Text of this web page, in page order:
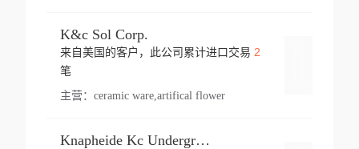
K&c Sol Corp.
来自美国的客户，此公司累计进口交易 2
笔
主营： ceramic ware,artifical flower
Knapheide Kc Underground